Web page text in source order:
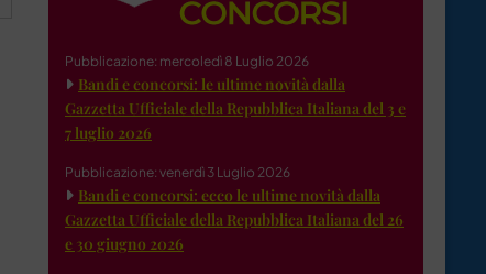
Pubblicazione: mercoledì 8 Luglio 2026
Bandi e concorsi: le ultime novità dalla
Gazzetta Ufficiale della Repubblica Italiana del 3 e
7 luglio 2026
Pubblicazione: venerdì 3 Luglio 2026
Bandi e concorsi: ecco le ultime novità dalla
Gazzetta Ufficiale della Repubblica Italiana del 26
e 30 giugno 2026